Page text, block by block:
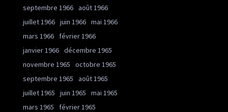
septembre 1966 août 1966
juillet 1966 juin 1966 mai 1966
mars 1966
février 1966
janvier 1966 décembre 1965
novembre 1965
octobre 1965
septembre 1965
août 1965
juillet 1965
juin 1965
mai 1965
mars 1965
février 1965